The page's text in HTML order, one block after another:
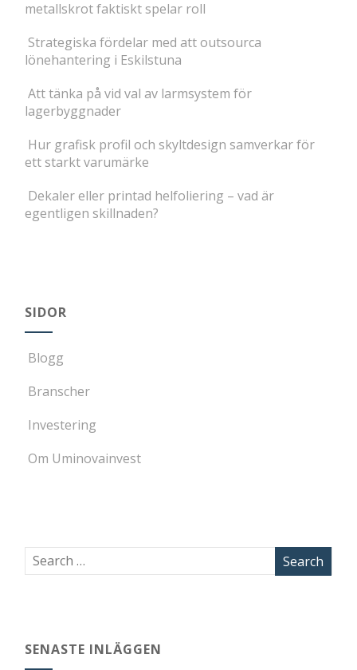
metallskrot faktiskt spelar roll
Strategiska fördelar med att outsourca
lönehantering i Eskilstuna
Att tänka på vid val av larmsystem för
lagerbyggnader
Hur grafisk profil och skyltdesign samverkar för
ett starkt varumärke
Dekaler eller printad helfoliering – vad är
egentligen skillnaden?
SIDOR
Blogg
Branscher
Investering
Om Uminovainvest
SENASTE INLÄGGEN